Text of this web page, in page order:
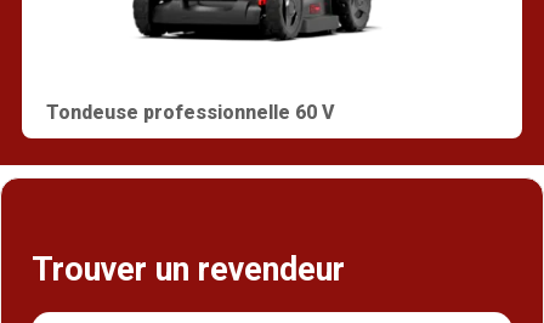
Tondeuse professionnelle 60 V
Trouver un revendeur